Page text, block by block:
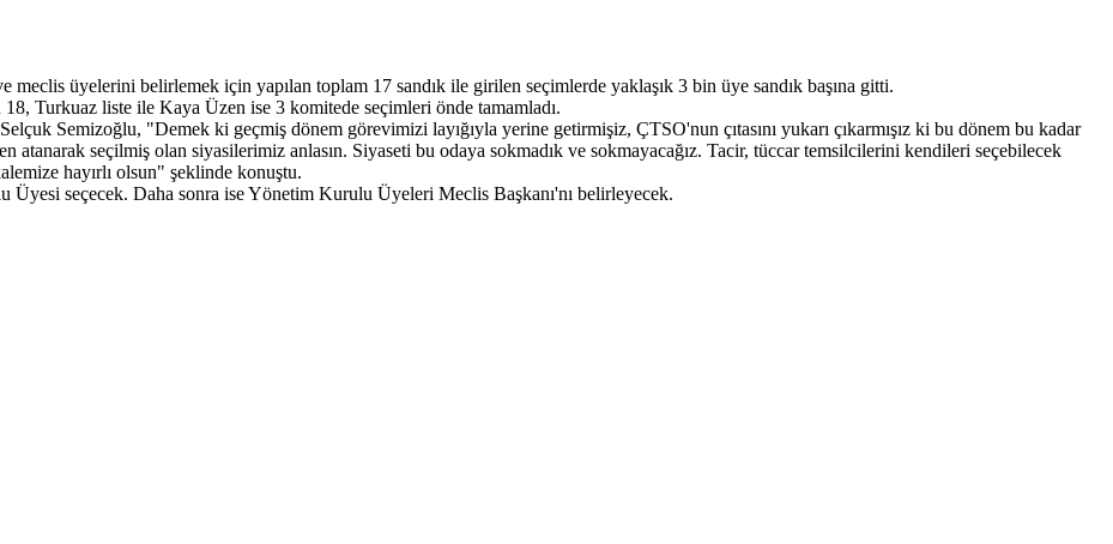
üyelerini belirlemek için yapılan toplam 17 sandık ile girilen seçimlerde yaklaşık 3 bin üye sandık başına gitti.
Turkuaz liste ile Kaya Üzen ise 3 komitede seçimleri önde tamamladı.
Semizoğlu, "Demek ki geçmiş dönem görevimizi layığıyla yerine getirmişiz, ÇTSO'nun çıtasını yukarı çıkarmışız ki bu dönem bu kadar
atanarak seçilmiş olan siyasilerimiz anlasın. Siyaseti bu odaya sokmadık ve sokmayacağız. Tacir, tüccar temsilcilerini kendileri seçebilecek
hayırlı olsun" şeklinde konuştu.
seçecek. Daha sonra ise Yönetim Kurulu Üyeleri Meclis Başkanı'nı belirleyecek.